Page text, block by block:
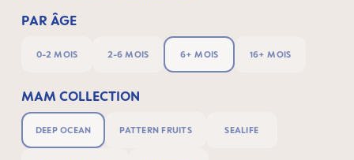
PAR ÂGE
0-2 MOIS 2-6 MOIS 6+ MOIS 16+ MOIS
MAM COLLECTION
DEEP OCEAN PATTERN FRUITS SEALIFE